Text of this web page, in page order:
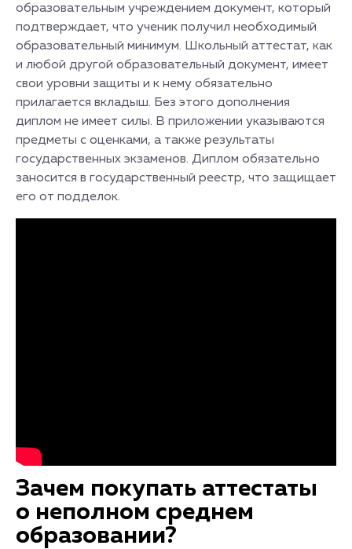
образовательным учреждением документ, который
подтверждает, что ученик получил необходимый
образовательный минимум. Школьный аттестат, как
и любой другой образовательный документ, имеет
свои уровни защиты и к нему обязательно
прилагается вкладыш. Без этого дополнения
диплом не имеет силы. В приложении указываются
предметы с оценками, а также результаты
государственных экзаменов. Диплом обязательно
заносится в государственный реестр, что защищает
его от подделок.
Зачем покупать аттестаты
о неполном среднем
образовании?